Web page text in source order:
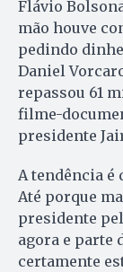
Flávio
mão houve
pedindo
Daniel
repassou 61
filme-
presidente
A tendência é
Até porque
presidente
agora e parte
certamente